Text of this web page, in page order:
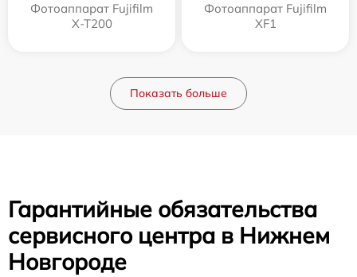
Фотоаппарат Fujifilm
X-T200
Фотоаппарат Fujifilm
XF1
Показать больше
Гарантийные обязательства
сервисного центра в Нижнем
Новгороде